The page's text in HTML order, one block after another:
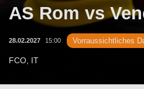
AS Rom vs
28.02.2027 15:00 Vorraussichtliches
FCO, IT